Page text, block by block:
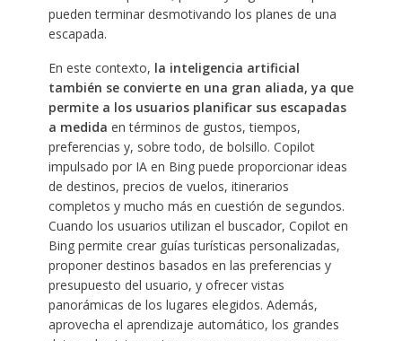
pueden terminar desmotivando los planes de una
escapada.
En este contexto, la inteligencia artificial
también se convierte en una gran aliada, ya que
permite a los usuarios planificar sus escapadas
a medida en términos de gustos, tiempos,
preferencias y, sobre todo, de bolsillo. Copilot
impulsado por IA en Bing puede proporcionar ideas
de destinos, precios de vuelos, itinerarios
completos y mucho más en cuestión de segundos.
Cuando los usuarios utilizan el buscador, Copilot en
Bing permite crear guías turísticas personalizadas,
proponer destinos basados en las preferencias y
presupuesto del usuario, y ofrecer vistas
panorámicas de los lugares elegidos. Además,
aprovecha el aprendizaje automático, los grandes